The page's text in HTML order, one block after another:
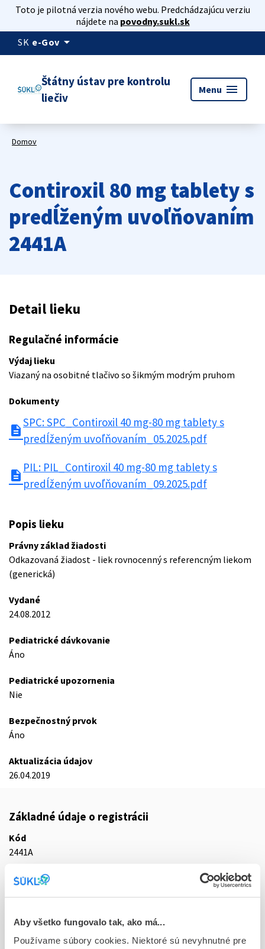
Aby všetko fungovalo tak, ako má...
Používame súbory cookies. Niektoré sú nevyhnutné pre
Toto je pilotná verzia nového webu. Predchádzajúcu verziu
nájdete na povodny.sukl.sk
SK e-Gov arrow_drop_down
Štátny ústav pre kontrolu
liečiv
Menu menu
Domov
Contiroxil 80 mg tablety s
predĺženým uvoľňovaním
2441A
Detail lieku
Regulačné informácie
Výdaj lieku
Viazaný na osobitné tlačivo so šikmým modrým pruhom
Dokumenty
description
SPC: SPC_Contiroxil 40 mg-80 mg tablety s
predĺženým uvoľňovaním_05.2025.pdf
description
PIL: PIL_Contiroxil 40 mg-80 mg tablety s
predĺženým uvoľňovaním_09.2025.pdf
Popis lieku
Právny základ žiadosti
Odkazovaná žiadost - liek rovnocenný s referencným liekom
(generická)
Vydané
24.08.2012
Pediatrické dávkovanie
Áno
Pediatrické upozornenia
Nie
Bezpečnostný prvok
Áno
Aktualizácia údajov
26.04.2019
Základné údaje o registrácii
Kód
2441A
Registračné číslo
Doplnok